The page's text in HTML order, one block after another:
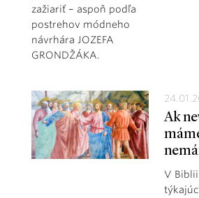
zažiariť – aspoň podľa
postrehov módneho
návrhára JOZEFA
GRONDŽÁKA.
Ak
V